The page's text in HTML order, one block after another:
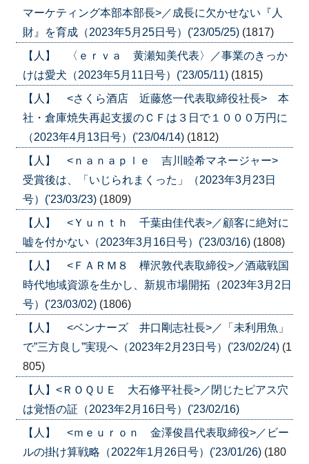
マーケティング本部本部長>／成長に欠かせない『人
財』を育成（2023年5月25日号）('23/05/25) (1817)
【人】 〈ｅｒｖａ 黄瀬知美代表〉／事業のきっか
けは愛犬（2023年5月11日号）('23/05/11) (1815)
【人】 <さくら酒店 近藤悠一代表取締役社長> 本
社・倉庫焼失再起支援のＣＦは３日で１０００万円に
（2023年4月13日号）('23/04/14) (1812)
【人】 <ｎａｎａｐｌｅ 吉川睦希マネージャー>
受賞後は、「いじられまくった」（2023年3月23日
号）('23/03/23) (1809)
【人】 <Ｙｕｎｔｈ 千葉由佳代表>／顧客に絶対に
嘘を付かない（2023年3月16日号）('23/03/16) (1808)
【人】 <ＦＡＲＭ８ 樺沢敦代表取締役>／酒蔵戦国
時代地域資源を生かし、新規市場開拓（2023年3月2日
号）('23/03/02) (1806)
【人】 <ベンナーズ 井口剛志社長>／「未利用魚」
で”三方良し”実現へ（2023年2月23日号）('23/02/24) (1
805)
【人】<ＲＯＱＵＥ 大石修平社長>／閉じたピアス穴
は覚悟の証（2023年2月16日号）('23/02/16)
【人】 <ｍｅｕｒｏｎ 金澤俊昌代表取締役>／ビー
ルの掛け算戦略（2022年1月26日号）('23/01/26) (180